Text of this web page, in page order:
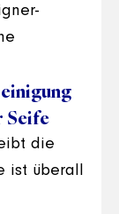
Seife
die
ist überall